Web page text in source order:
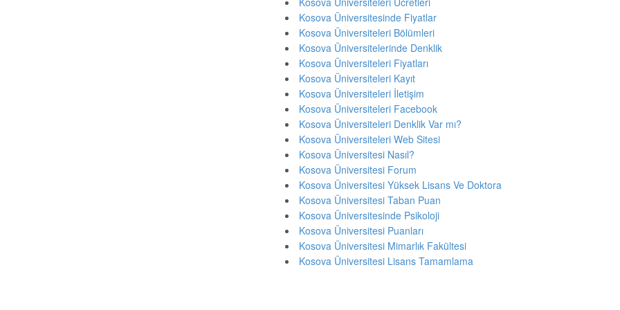
Kosova Üniversitesinde Fiyatlar
Kosova Üniversiteleri Bölümleri
Kosova Üniversitelerinde Denklik
Kosova Üniversiteleri Fiyatları
Kosova Üniversiteleri Kayıt
Kosova Üniversiteleri İletişim
Kosova Üniversiteleri Facebook
Kosova Üniversiteleri Denklik Var mı?
Kosova Üniversiteleri Web Sitesi
Kosova Üniversitesi Nasıl?
Kosova Üniversitesi Forum
Kosova Üniversitesi Yüksek Lisans Ve Doktora
Kosova Üniversitesi Taban Puan
Kosova Üniversitesinde Psikoloji
Kosova Üniversitesi Puanları
Kosova Üniversitesi Mimarlık Fakültesi
Kosova Üniversitesi Lisans Tamamlama